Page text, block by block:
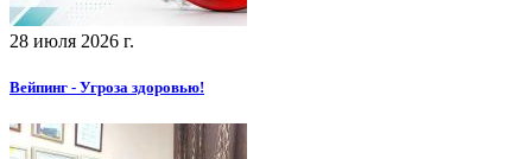
28 июля 2026 г.
Вейпинг - Угроза здоровью!